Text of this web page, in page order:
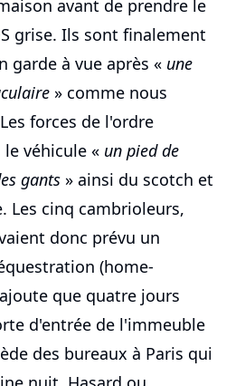
avant de prendre le
grise. Ils sont finalement
garde à vue après « une
» comme nous
forces de l'ordre
véhicule « un pied de
gants » ainsi du scotch et
Les cinq cambrioleurs,
donc prévu un
(home-
que quatre jours
d'entrée de l'immeuble
des bureaux à Paris qui